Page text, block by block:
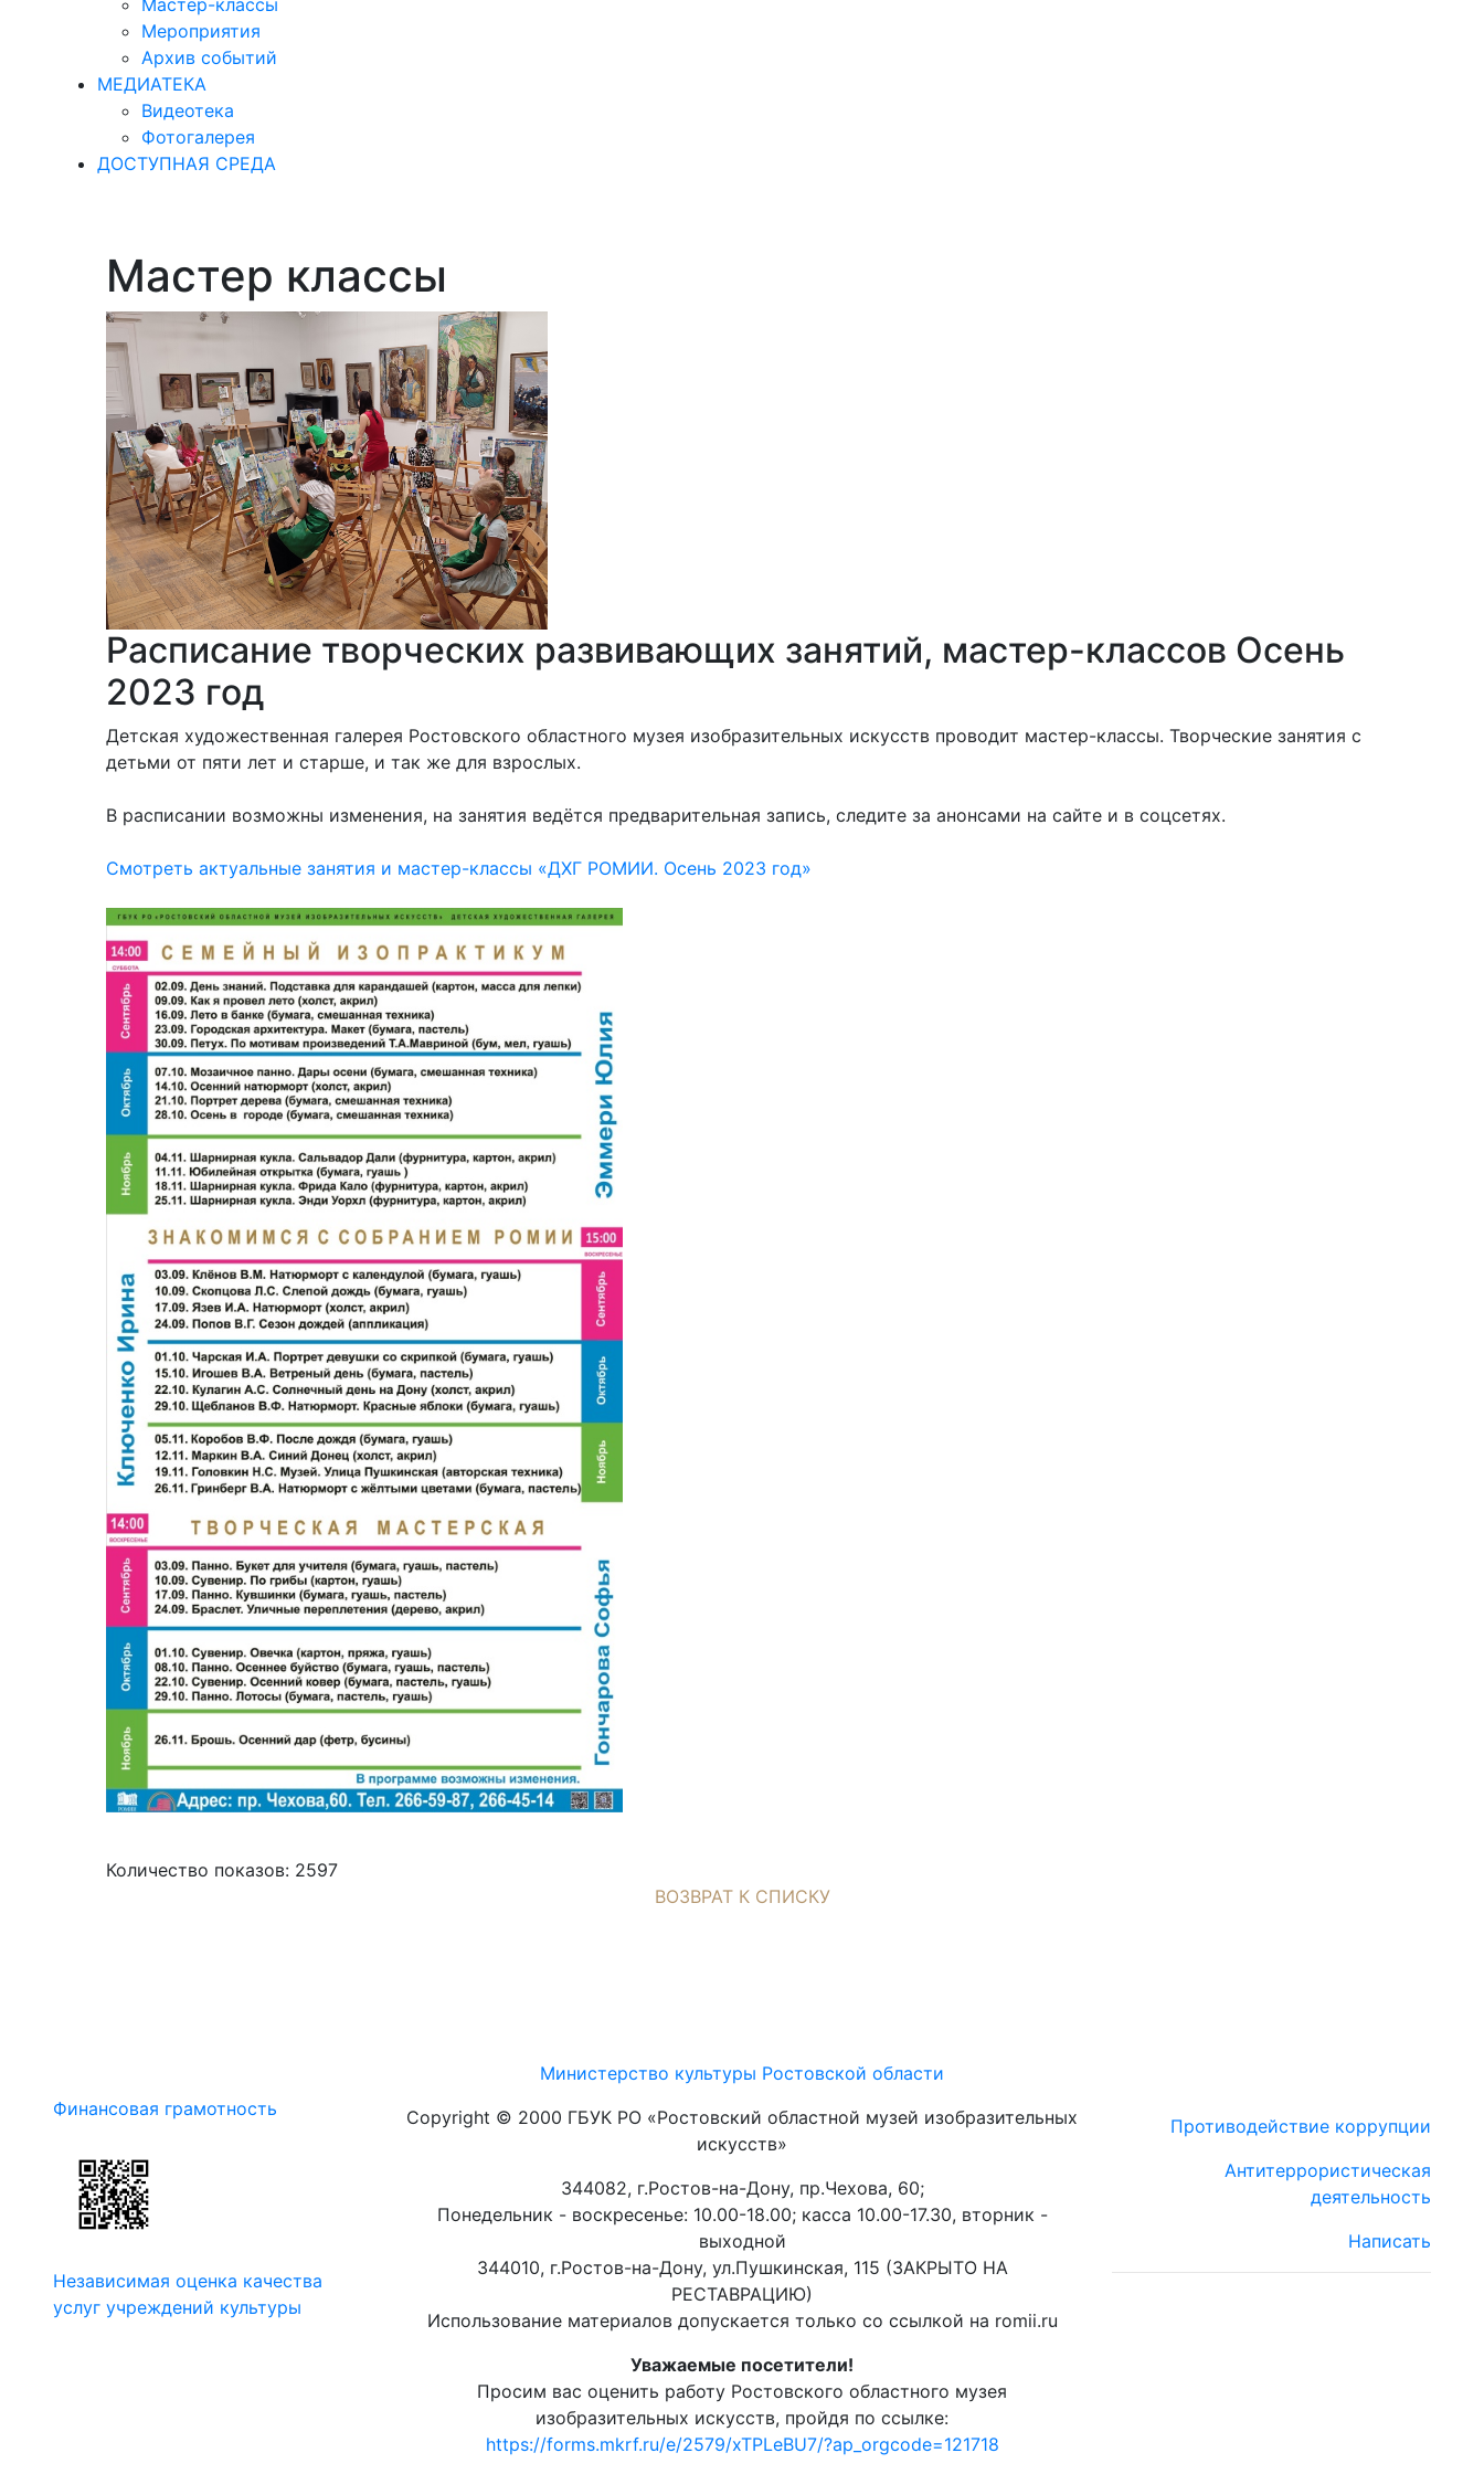
Мастер-классы
Мероприятия
Архив событий
МЕДИАТЕКА
Видеотека
Фотогалерея
ДОСТУПНАЯ СРЕДА
Мастер классы
Расписание творческих развивающих занятий, мастер-классов Осень
2023 год
Детская художественная галерея Ростовского областного музея изобразительных искусств проводит мастер-классы. Творческие занятия с
детьми от пяти лет и старше, и так же для взрослых.
В расписании возможны изменения, на занятия ведётся предварительная запись, следите за анонсами на сайте и в соцсетях.
Смотреть актуальные занятия и мастер-классы «ДХГ РОМИИ. Осень 2023 год»
Количество показов: 2597
ВОЗВРАТ К СПИСКУ
Финансовая грамотность
Независимая оценка качества
услуг учреждений культуры
Министерство культуры Ростовской области
Copyright © 2000 ГБУК РО «Ростовский областной музей изобразительных
искусств»
344082, г.Ростов-на-Дону, пр.Чехова, 60;
Понедельник - воскресенье: 10.00-18.00; касса 10.00-17.30, вторник -
выходной
344010, г.Ростов-на-Дону, ул.Пушкинская, 115 (ЗАКРЫТО НА
РЕСТАВРАЦИЮ)
Использование материалов допускается только со ссылкой на romii.ru
Уважаемые посетители!
Просим вас оценить работу Ростовского областного музея
изобразительных искусств, пройдя по ссылке:
https://forms.mkrf.ru/e/2579/xTPLeBU7/?ap_orgcode=121718
Противодействие коррупции
Антитеррористическая
деятельность
Написать